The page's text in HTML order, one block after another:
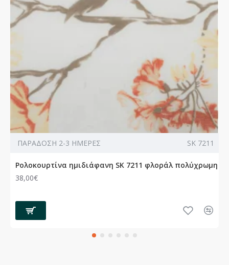
ΠΑΡΑΔΟΣΗ 2-3 ΗΜΕΡΕΣ SK 7211
Ρολοκουρτίνα ημιδιάφανη SK 7211 φλοράλ πολύχρωμη
38,00€